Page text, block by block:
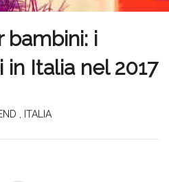
bambini: i
Italia nel 2017
ITALIA